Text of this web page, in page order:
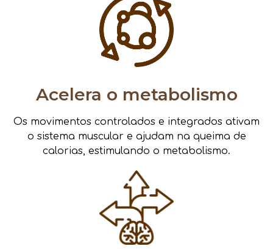
Acelera o metabolismo
Os movimentos controlados e integrados ativam
o sistema muscular e ajudam na queima de
calorias, estimulando o metabolismo.